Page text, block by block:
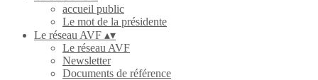
accueil public
Le mot de la présidente
Le réseau AVF ▴▾
Le réseau AVF
Newsletter
Documents de référence